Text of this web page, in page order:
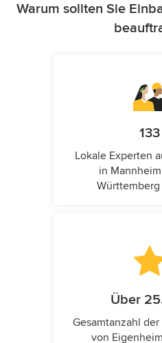
Warum sollten Sie
133
Lokale Experten
in
Über
Gesamtanzahl
von